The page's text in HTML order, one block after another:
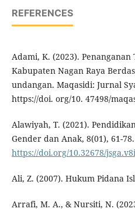
REFERENCES
Adami, K. (2023).
Kabupaten Nagan Raya
undangan. Maqasidi: Jurnal
https://doi. org/10. 47498/
Alawiyah, T. (2021).
Gender dan Anak, 8(01), 61-78.
https://doi.org/10.32678/
Ali, Z. (2007). Hukum Pidana
Arrafi, M. A., & Nursiti, N.